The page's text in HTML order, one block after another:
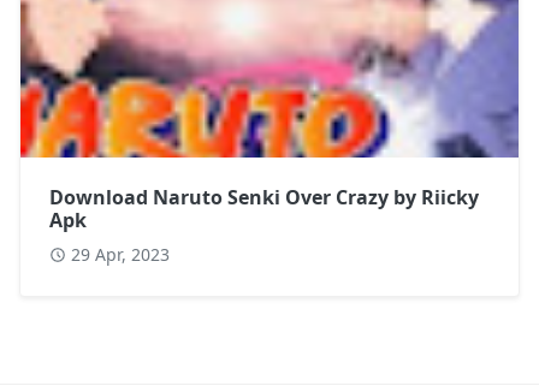
Download Naruto Senki Over Crazy by Riicky
Apk
29 Apr, 2023